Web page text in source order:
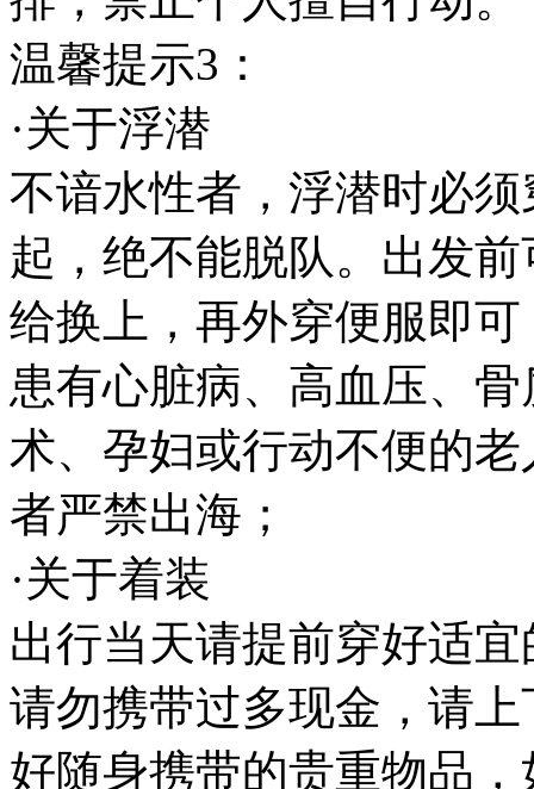
温馨提示3：
·关于浮潜
不谙水性者，浮潜时必
起，绝不能脱队。出发
给换上，再外穿便服即
患有心脏病、高血压、
术、孕妇或行动不便的
者严禁出海；
·关于着装
出行当天请提前穿好适
请勿携带过多现金，请
好随身携带的贵重物品